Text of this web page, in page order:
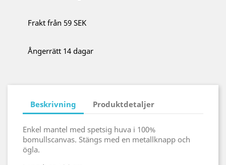
Frakt från 59 SEK
Ångerrätt 14 dagar
Beskrivning Produktdetaljer
Enkel mantel med spetsig huva i 100%
bomullscanvas. Stängs med en metallknapp och
ögla.